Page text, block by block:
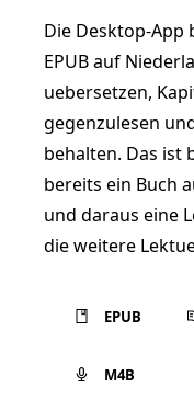
Die Desktop-App
EPUB auf
uebersetzen,
gegenzulesen
behalten. Das ist
bereits ein Buch
und daraus eine
die weitere
EPUB
M4B